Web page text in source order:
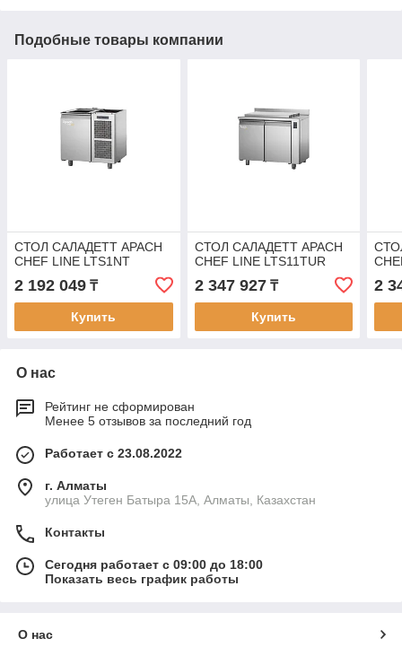
Подобные товары компании
СТОЛ САЛАДЕТТ APACH
CHEF LINE LTS1NT
2 192 049 ₸
Купить
СТОЛ САЛАДЕТТ APACH
CHEF LINE LTS11TUR
2 347 927₸
Купить
2
О нас
Рейтинг не сформирован
Менее 5 отзывов за последний год
Работает с 23.08.2022
г. Алматы
улица Утеген Батыра 15А, Алматы, Казахстан
Контакты
Сегодня работает с 09:00 до 18:00
Показать весь график работы
О нас